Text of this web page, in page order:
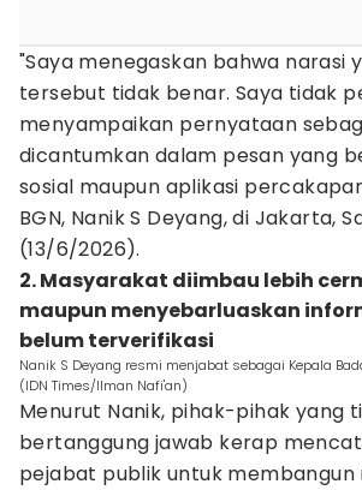
"Saya menegaskan bahwa narasi
tersebut tidak benar. Saya tidak
menyampaikan pernyataan
dicantumkan dalam pesan yang
sosial maupun aplikasi
BGN, Nanik S Deyang, di Jakarta,
(13/6/2026).
2. Masyarakat diimbau lebih
maupun menyebarluaskan
belum terverifikasi
Nanik S Deyang resmi menjabat sebagai Kepala
(IDN Times/Ilman Nafi'an)
Menurut Nanik, pihak-pihak yang
bertanggung jawab kerap
pejabat publik untuk membangun